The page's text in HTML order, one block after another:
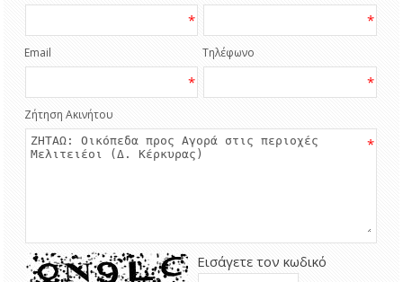
* *
Email
*
Τηλέφωνο
*
Ζήτηση Ακινήτου
*
Εισάγετε τον κωδικό